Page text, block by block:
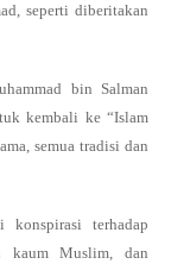
seperti diberitakan
bin Salman
kembali ke “Islam
semua tradisi dan
konspirasi terhadap
kaum Muslim, dan